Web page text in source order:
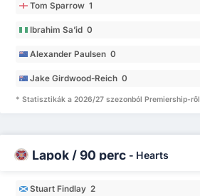
Tom Sparrow 1
Ibrahim Sa’id 0
Alexander Paulsen 0
Jake Girdwood-Reich 0
* Statisztikák a 2026/27 szezonból Premiership-ről
Lapok / 90 perc - Hearts
Stuart Findlay 2